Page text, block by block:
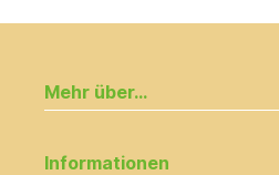
Mehr über...
Informationen